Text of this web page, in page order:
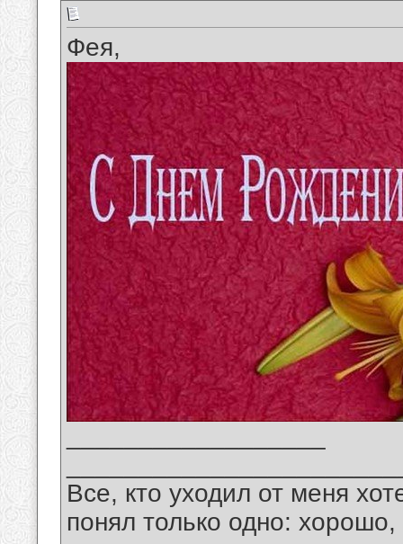
Фея,
Все, кто уходил от меня
понял только одно: